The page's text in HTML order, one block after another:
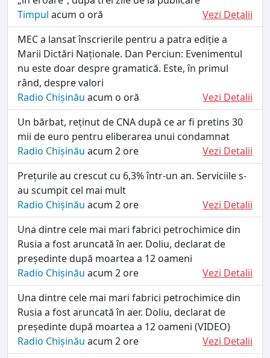
Timpul acum o oră
Vezi Detalii
MEC a lansat înscrierile pentru a patra ediție a
Marii Dictări Naționale. Dan Perciun: Evenimentul
nu este doar despre gramatică. Este, în primul
rând, despre valori
Radio Chișinău acum o oră
Vezi Detalii
Un bărbat, reținut de CNA după ce ar fi pretins 30
mii de euro pentru eliberarea unui condamnat
Radio Chișinău acum 2 ore
Vezi Detalii
Prețurile au crescut cu 6,3% într-un an. Serviciile s-
au scumpit cel mai mult
Radio Chișinău acum 2 ore
Vezi Detalii
Una dintre cele mai mari fabrici petrochimice din
Rusia a fost aruncată în aer. Doliu, declarat de
președinte după moartea a 12 oameni
Radio Chișinău acum 2 ore
Vezi Detalii
Una dintre cele mai mari fabrici petrochimice din
Rusia a fost aruncată în aer. Doliu, declarat de
președinte după moartea a 12 oameni (VIDEO)
Radio Chișinău acum 2 ore
Vezi Detalii